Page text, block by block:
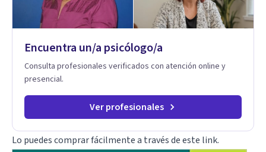
resiliencia y bienestar. Creo profundamente en la
autoconciencia como un camino fundamental para la
auténtica y significativa.
Encuentra un/a psicólogo/a
Consulta profesionales verificados con atención online y
presencial.
Ver profesionales
Lo puedes comprar fácilmentea través de este link.